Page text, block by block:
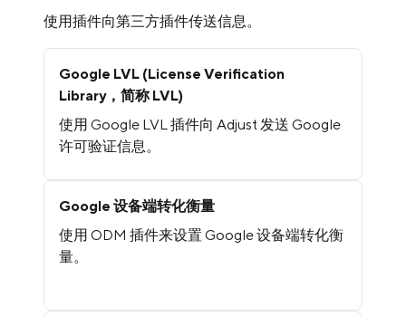
使用插件向第三方插件传送信息。
Google LVL (License Verification
Library，简称 LVL)
使用 Google LVL 插件向 Adjust 发送 Google
许可验证信息。
Google 设备端转化衡量
使用 ODM 插件来设置 Google 设备端转化衡
量。